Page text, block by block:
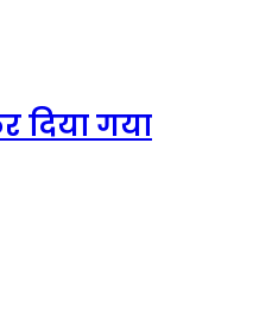
दिया गया